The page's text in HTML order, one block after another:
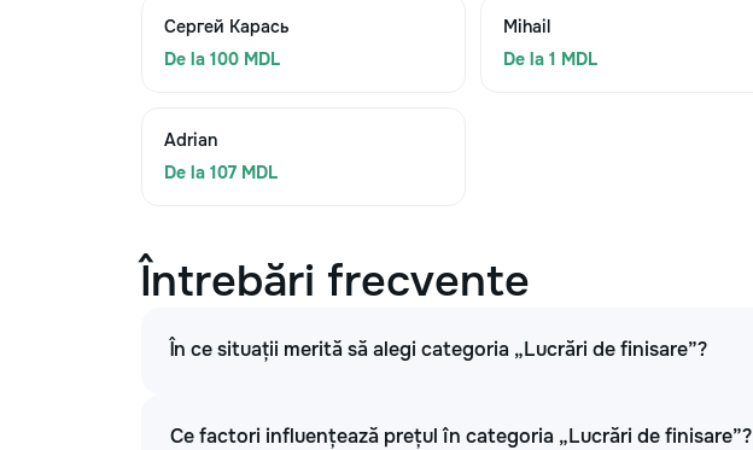
Сергей Карась
De la 100 MDL
Mihail
De la 1 MDL
Adrian
De la 107 MDL
Întrebări frecvente
În ce situații merită să alegi categoria „Lucrări de finisare”?
Ce factori influențează prețul în categoria „Lucrări de finisare”?